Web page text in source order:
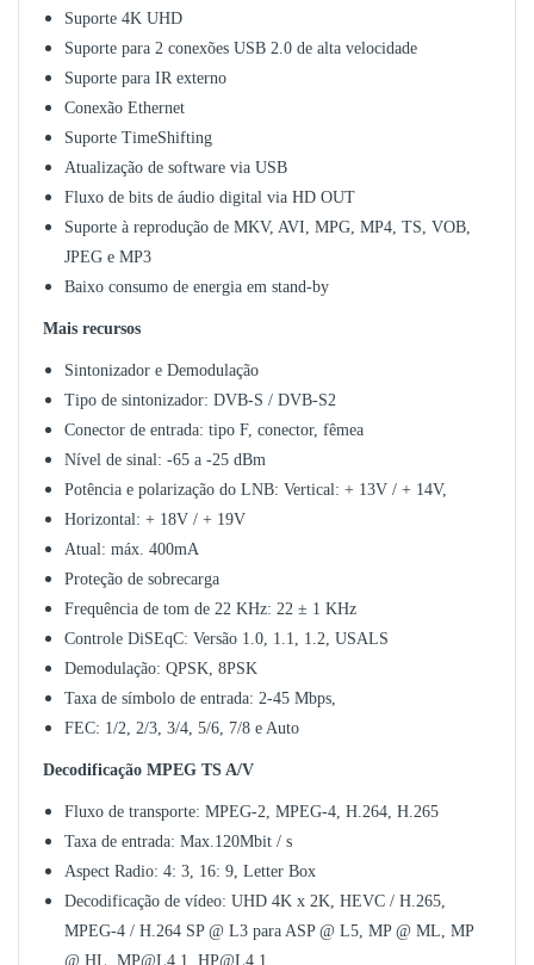
Suporte 4K UHD
Suporte para 2 conexões USB 2.0 de alta velocidade
Suporte para IR externo
Conexão Ethernet
Suporte TimeShifting
Atualização de software via USB
Fluxo de bits de áudio digital via HD OUT
Suporte à reprodução de MKV, AVI, MPG, MP4, TS, VOB,
JPEG e MP3
Baixo consumo de energia em stand-by
Mais recursos
Sintonizador e Demodulação
Tipo de sintonizador: DVB-S / DVB-S2
Conector de entrada: tipo F, conector, fêmea
Nível de sinal: -65 a -25 dBm
Potência e polarização do LNB: Vertical: + 13V / + 14V,
Horizontal: + 18V / + 19V
Atual: máx. 400mA
Proteção de sobrecarga
Frequência de tom de 22 KHz: 22 ± 1 KHz
Controle DiSEqC: Versão 1.0, 1.1, 1.2, USALS
Demodulação: QPSK, 8PSK
Taxa de símbolo de entrada: 2-45 Mbps,
FEC: 1/2, 2/3, 3/4, 5/6, 7/8 e Auto
Decodificação MPEG TS A/V
Fluxo de transporte: MPEG-2, MPEG-4, H.264, H.265
Taxa de entrada: Max.120Mbit / s
Aspect Radio: 4: 3, 16: 9, Letter Box
Decodificação de vídeo: UHD 4K x 2K, HEVC / H.265,
MPEG-4 / H.264 SP @ L3 para ASP @ L5, MP @ ML, MP
@ HL, MP@L4.1, HP@L4.1